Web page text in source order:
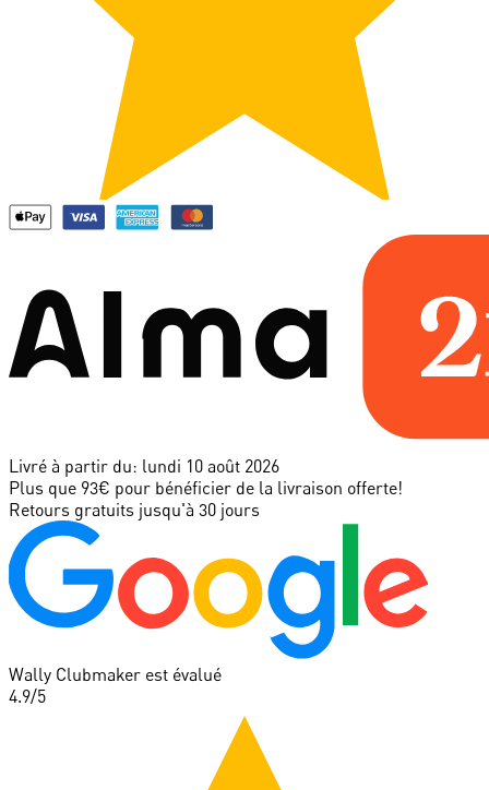
Livré à partir du: lundi 10 août 2026
Plus que 93€ pour bénéficier de la livraison offerte!
Retours gratuits jusqu'à 30 jours
Wally Clubmaker est évalué
4.9/5